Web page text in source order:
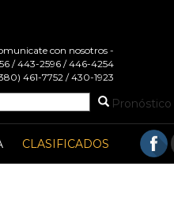
con nosotros -
/ 443-2596 / 446-4254
461-7752 / 430-1923
CLASIFICADOS